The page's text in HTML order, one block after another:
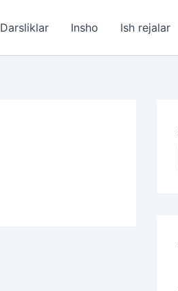
Darsliklar Insho Ish rejalar